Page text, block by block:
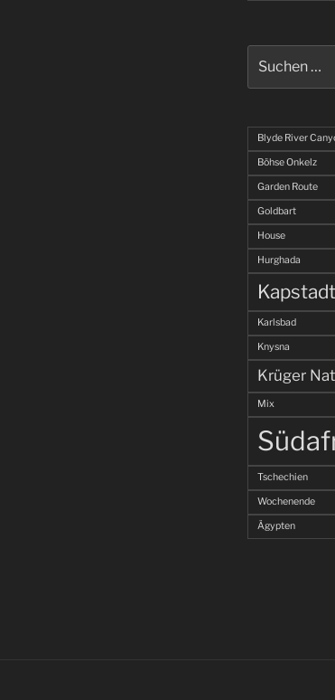
nach:
Blyde River
Böhse Onkelz
Garden Route
Goldbart
House
Hurghada
Kapstadt
Karlsbad
Knysna
Krüger
Mix
Tschechien
Wochenende
Ägypten